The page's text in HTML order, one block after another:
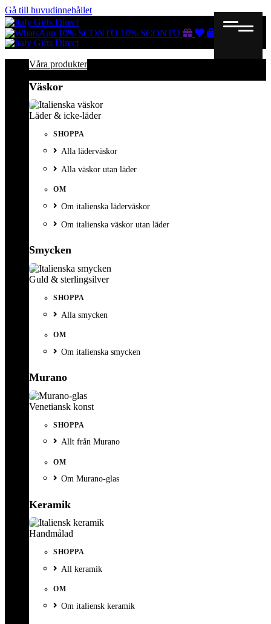
Gå till huvudinnehållet
10% SCONTO 10% SCONTO Gutscheine
Wunschliste
Warenkorb
Våra produkter
Väskor
Läder & icke-läder
SHOPPA
Alla läderväskor
Alla väskor utan läder
OM
Om italienska läderväskor
Om italienska väskor utan läder
Smycken
Guld & sterlingsilver
SHOPPA
Alla smycken
OM
Om italienska smycken
Murano
Venetiansk konst
SHOPPA
Allt från Murano
OM
Om Murano-glas
Keramik
Handmålad
SHOPPA
All keramik
OM
Om italiensk keramik